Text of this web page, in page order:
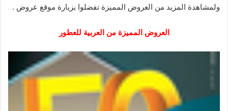
ولمشاهدة المزيد من العروض المميزة تفضلوا بزيارة موقع عروض .
العروض المميزة من العربية للعطور